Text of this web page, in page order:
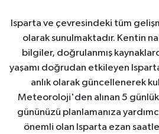
Isparta ve çevresindeki tüm
olarak sunulmaktadır. Kentin
bilgiler, doğrulanmış
yaşamı doğrudan etkileyen
anlık olarak güncellenerek
Meteoroloji'den alınan 5
gününüzü planlamanıza
önemli olan Isparta ezan